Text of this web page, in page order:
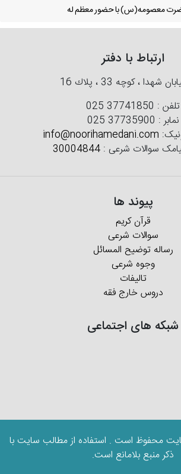
معصومه(س) با حضور معظم له
ارتباط با دفتر
، كوچه 33 ، پلاك 16
تلفن :025 37741850
نمابر :025 37735900
info@noorihamedani.com
سوالات شرعی : 30004844
پیوند ها
قرآن کریم
سوالات شرعی
رساله توضیح المسائل
وجوه شرعی
تالیفات
دروس خارج فقه
شبکه های اجتماعی
محفوظ است . استفاده از مطالب سایت با
ذکر منبع بلامانع است.